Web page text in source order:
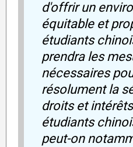
d'offrir un
équitable et
étudiants
prendra les
nécessaires
résolument la
droits et
étudiants
peut-on